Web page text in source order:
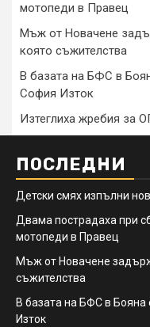
мотопеди в Правец
Мъж от Новачене
която съжителства
В базата на БФС в
София Изток
Изтеглиха жребия за
ПОСЛЕДНИ
Детски смях изпълни
Двама пострадаха при
мотопеди в Правец
Мъж от Новачене
съжителства
В базата на БФС в Бояна
Изток